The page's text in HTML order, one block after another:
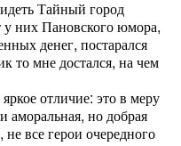
Тайный город
у них Пановского юмора,
денег, постарался
то мне достался, на чем
отличие: это в меру
аморальная, но добрая
все герои очередного